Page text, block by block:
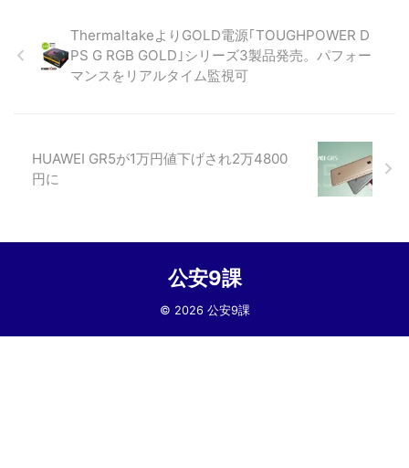
ThermaltakeよりGOLD電源｢TOUGHPOWER D
PS G RGB GOLD｣シリーズ3製品発売。パフォー
マンスをリアルタイム監視可
HUAWEI GR5が1万円値下げされ2万4800
円に
公安9課
© 2026 公安9課